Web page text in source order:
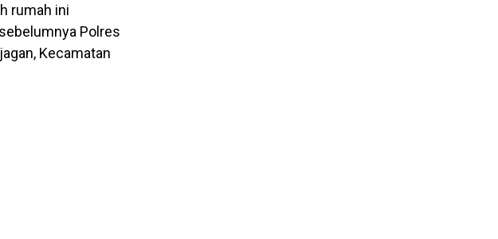
rumah ini
Polres
Kecamatan